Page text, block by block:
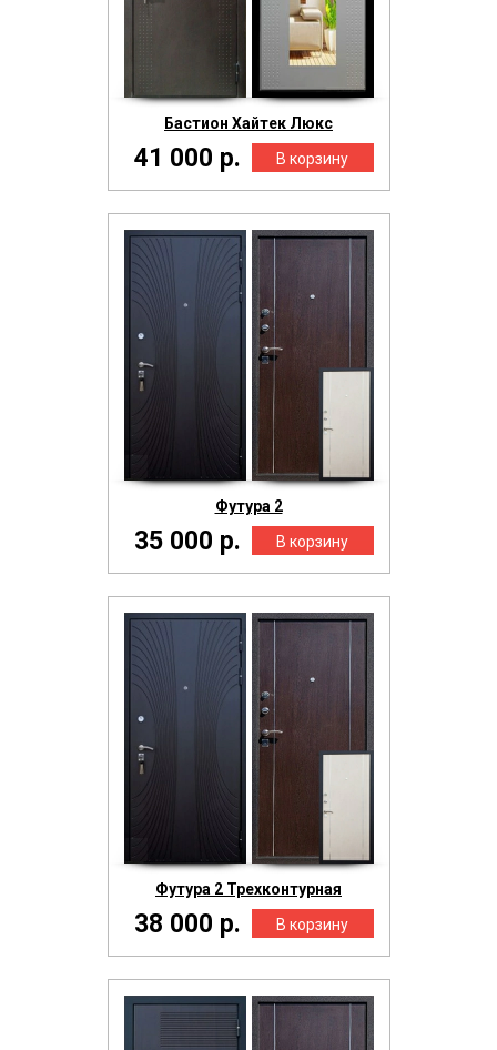
Бастион Хайтек Люкс
41 000 р.
Футура 2
35 000 р.
Футура 2 Трехконтурная
38 000 р.